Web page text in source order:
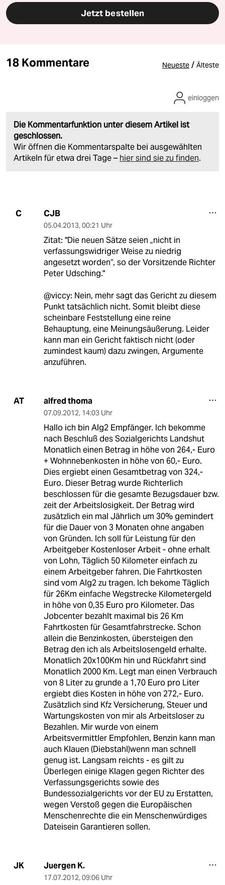
Jetzt bestellen
18 Kommentare Neueste / Älteste
Die Kommentarfunktion unter diesem Artikel ist
geschlossen.
Wir öffnen die Kommentarspalte bei ausgewählten
Artikeln für etwa drei Tage – hier sind sie zu finden.
einloggen
C CJB
05.04.2013, 00:21 Uhr
Zitat: "Die neuen Sätze seien „nicht in
verfassungswidriger Weise zu niedrig
angesetzt worden“, so der Vorsitzende Richter
Peter Udsching."
@viccy: Nein, mehr sagt das Gericht zu diesem
Punkt tatsächlich nicht. Somit bleibt diese
scheinbare Feststellung eine reine
Behauptung, eine Meinungsäußerung. Leider
kann man ein Gericht faktisch nicht (oder
zumindest kaum) dazu zwingen, Argumente
anzuführen.
AT alfred thoma
07.09.2012, 14:03 Uhr
Hallo ich bin Alg2 Empfänger. Ich bekomme
nach Beschluß des Sozialgerichts Landshut
Monatlich einen Betrag in höhe von 264,- Euro
+ Wohnnebenkosten in höhe von 60,- Euro.
Dies ergiebt einen Gesamtbetrag von 324,-
Euro. Dieser Betrag wurde Richterlich
beschlossen für die gesamte Bezugsdauer bzw.
zeit der Arbeitslosigkeit. Der Betrag wird
zusätzlich ein mal Jährlich um 30% gemindert
für die Dauer von 3 Monaten ohne angaben
von Gründen. Ich soll für Leistung für den
Arbeitgeber Kostenloser Arbeit - ohne erhalt
von Lohn, Täglich 50 Kilometer einfach zu
einem Arbeitgeber fahren. Die Fahrtkosten
sind vom Alg2 zu tragen. Ich bekome Täglich
für 26Km einfache Wegstrecke Kilometergeld
in höhe von 0,35 Euro pro Kilometer. Das
Jobcenter bezahlt maximal bis 26 Km
Fahrtkosten für Gesamtfahrstrecke. Schon
allein die Benzinkosten, übersteigen den
Betrag den ich als Arbeitslosengeld erhalte.
Monatlich 20x100Km hin und Rückfahrt sind
Monatlich 2000 Km. Legt man einen Verbrauch
von 8 Liter zu grunde a 1,70 Euro pro Liter
ergiebt dies Kosten in höhe von 272,- Euro.
Zusätzlich sind Kfz Versicherung, Steuer und
Wartungskosten von mir als Arbeitsloser zu
Bezahlen. Mir wurde von einem
Arbeitsvermittler Empfohlen, Benzin kann man
auch Klauen (Diebstahl)wenn man schnell
genug ist. Langsam reichts - es gilt zu
Überlegen einige Klagen gegen Richter des
Verfassungsgerichts sowie des
Bundessozialgerichts vor der EU zu Erstatten,
wegen Verstoß gegen die Europäischen
Menschenrechte die ein Menschenwürdiges
Dateisein Garantieren sollen.
JK Juergen K.
17.07.2012, 09:06 Uhr